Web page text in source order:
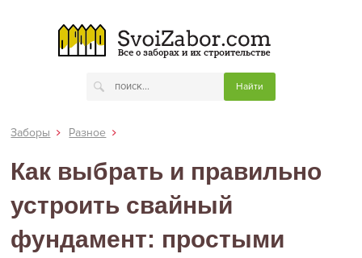
Заборы Разное
Как выбрать и правильно
устроить свайный
фундамент: простыми